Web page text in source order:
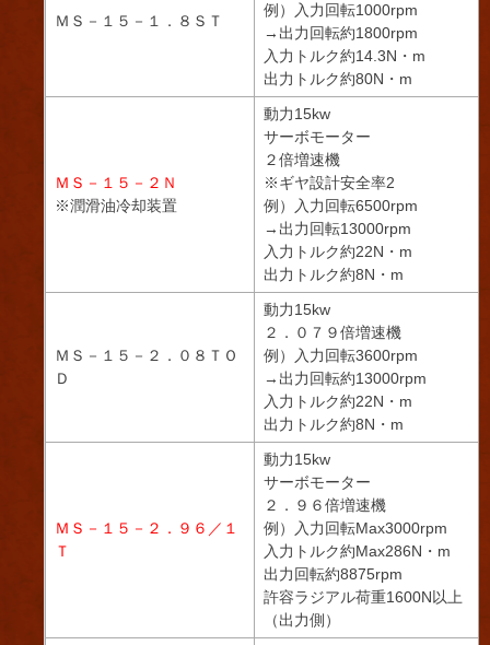
ＭＳ－１５－１．８ＳＴ
例）入力回転1000rpm
→出力回転約1800rpm
入力トルク約14.3N・m
出力トルク約80N・m
ＭＳ－１５－２Ｎ
※潤滑油冷却装置
動力15kw
サーボモーター
２倍増速機
※ギヤ設計安全率2
例）入力回転6500rpm
→出力回転13000rpm
入力トルク約22N・m
出力トルク約8N・m
ＭＳ－１５－２．０８ＴＯ
Ｄ
動力15kw
２．０７９倍増速機
例）入力回転3600rpm
→出力回転約13000rpm
入力トルク約22N・m
出力トルク約8N・m
ＭＳ－１５－２．９６／１
Ｔ
動力15kw
サーボモーター
２．９６倍増速機
例）入力回転Max3000rpm
入力トルク約Max286N・m
出力回転約8875rpm
許容ラジアル荷重1600N以上
（出力側）